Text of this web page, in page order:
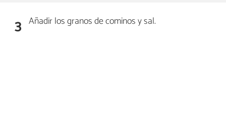
3 Añadir los granos de cominos y sal.